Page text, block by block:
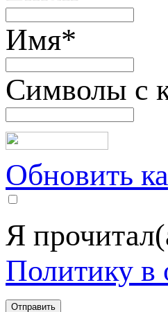
Имя*
Символы с
Обновить
Я
Политику в